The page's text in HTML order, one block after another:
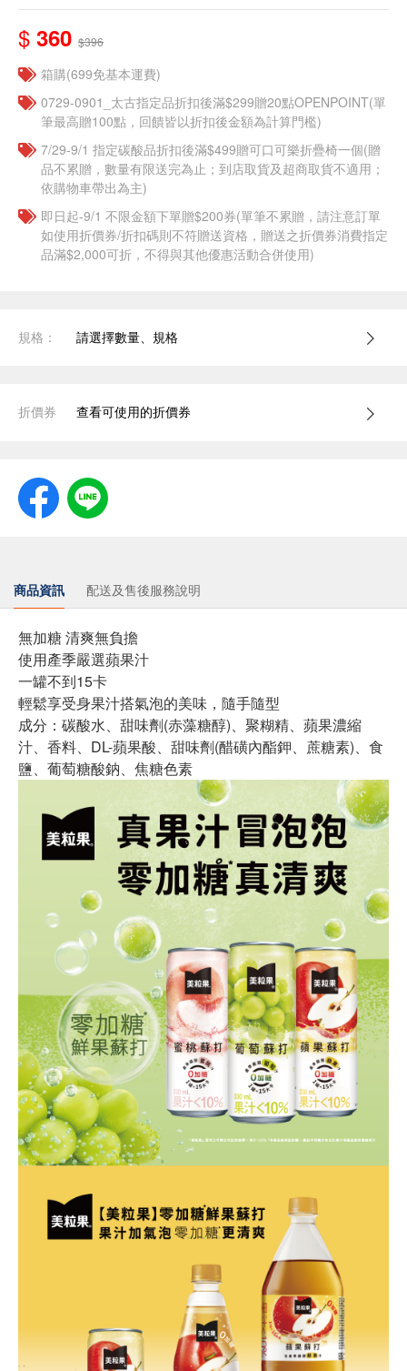
$ 360 $396
箱購(699免基本運費)
0729-0901_太古指定品折扣後滿$299贈20點OPENPOINT(單
筆最高贈100點，回饋皆以折扣後金額為計算門檻)
7/29-9/1 指定碳酸品折扣後滿$499贈可口可樂折疊椅一個(贈
品不累贈，數量有限送完為止；到店取貨及超商取貨不適用；
依購物車帶出為主)
即日起-9/1 不限金額下單贈$200券(單筆不累贈，請注意訂單
如使用折價券/折扣碼則不符贈送資格，贈送之折價券消費指定
品滿$2,000可折，不得與其他優惠活動合併使用)
規格： 請選擇數量、規格
折價券 查看可使用的折價券
商品資訊 配送及售後服務說明
無加糖 清爽無負擔
使用產季嚴選蘋果汁
一罐不到15卡
輕鬆享受身果汁搭氣泡的美味，隨手隨型
成分：碳酸水、甜味劑(赤藻糖醇)、聚糊精、蘋果濃縮
汁、香料、DL-蘋果酸、甜味劑(醋磺內酯鉀、蔗糖素)、食
鹽、葡萄糖酸鈉、焦糖色素